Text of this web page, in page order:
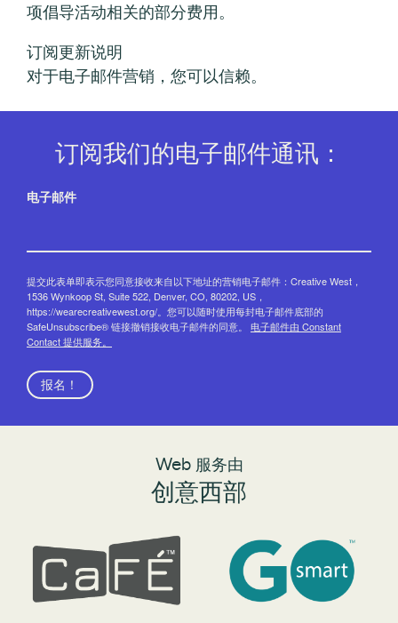
项倡导活动相关的部分费用。
订阅更新说明
对于电子邮件营销，您可以信赖。
订阅我们的电子邮件通讯：
电子邮件
提交此表单即表示您同意接收来自以下地址的营销电子邮件：Creative West，
1536 Wynkoop St, Suite 522, Denver, CO, 80202, US，
https://wearecreativewest.org/。您可以随时使用每封电子邮件底部的
SafeUnsubscribe® 链接撤销接收电子邮件的同意。 电子邮件由 Constant
Contact 提供服务。
报名！
Web 服务由
创意西部